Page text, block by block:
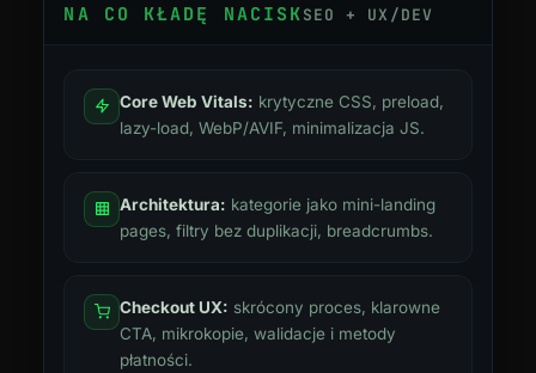
NA CO KŁADĘ NACISKSEO + UX/DEV
Core Web Vitals: krytyczne CSS, preload,
lazy-load, WebP/AVIF, minimalizacja JS.
Architektura: kategorie jako mini-landing
pages, filtry bez duplikacji, breadcrumbs.
Checkout UX: skrócony proces, klarowne
CTA, mikrokopie, walidacje i metody
płatności.